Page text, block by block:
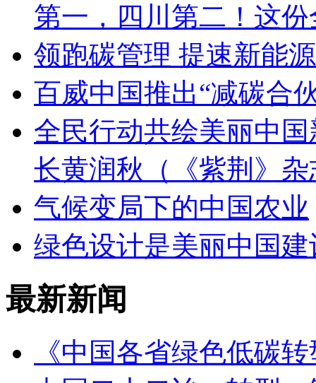
第一，四川第二！这
领跑碳管理 提速新能
百威中国推出“减碳合
全民行动共绘美丽中
长黄润秋（《紫荆》杂
气候变局下的中国农业
绿色设计是美丽中国
最新新闻
《中国各省绿色低碳